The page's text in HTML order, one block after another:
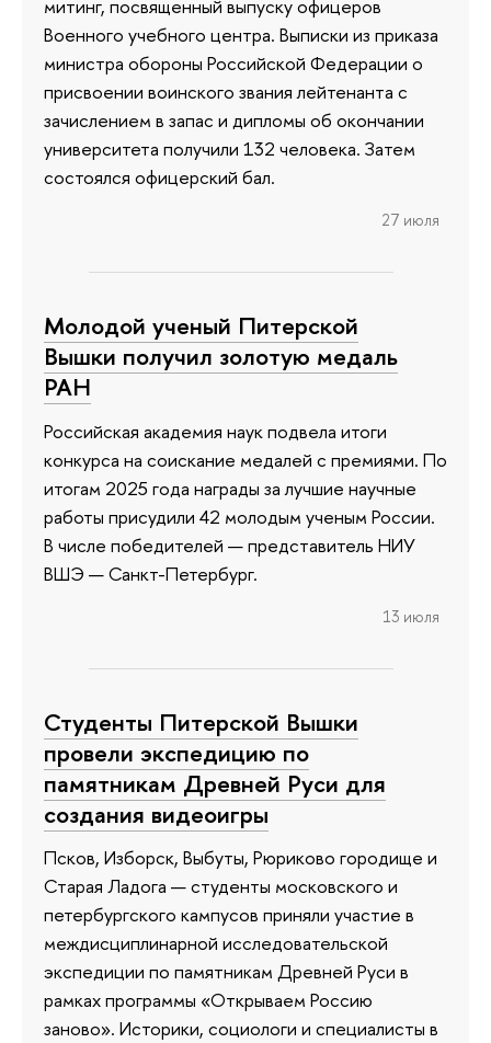
митинг, посвященный выпуску офицеров
Военного учебного центра. Выписки из приказа
министра обороны Российской Федерации о
присвоении воинского звания лейтенанта с
зачислением в запас и дипломы об окончании
университета получили 132 человека. Затем
состоялся офицерский бал.
27 июля
Молодой ученый Питерской
Вышки получил золотую медаль
РАН
Российская академия наук подвела итоги
конкурса на соискание медалей с премиями. По
итогам 2025 года награды за лучшие научные
работы присудили 42 молодым ученым России.
В числе победителей — представитель НИУ
ВШЭ — Санкт-Петербург.
13 июля
Студенты Питерской Вышки
провели экспедицию по
памятникам Древней Руси для
создания видеоигры
Псков, Изборск, Выбуты, Рюриково городище и
Старая Ладога — студенты московского и
петербургского кампусов приняли участие в
междисциплинарной исследовательской
экспедиции по памятникам Древней Руси в
рамках программы «Открываем Россию
заново». Историки, социологи и специалисты в